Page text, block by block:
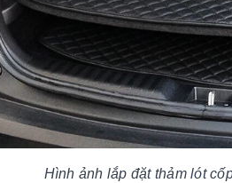
Hình ảnh lắp đặt thảm lót